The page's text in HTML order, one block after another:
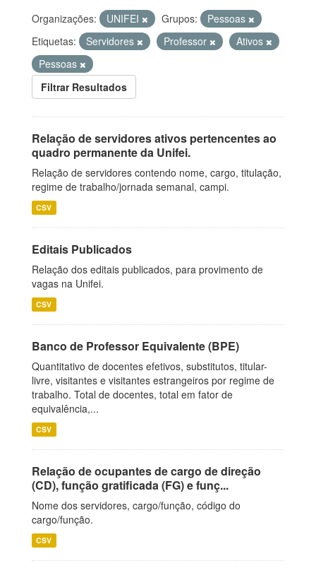
Organizações: UNIFEI Grupos:
Pessoas
Etiquetas:
Servidores Professor
Ativos
Pessoas
Filtrar Resultados
Relação de servidores ativos pertencentes ao
quadro permanente da Unifei.
Relação de servidores contendo nome, cargo, titulação,
regime de trabalho/jornada semanal, campi.
CSV
Editais Publicados
Relação dos editais publicados, para provimento de
vagas na Unifei.
CSV
Banco de Professor Equivalente (BPE)
Quantitativo de docentes efetivos, substitutos, titular-
livre, visitantes e visitantes estrangeiros por regime de
trabalho. Total de docentes, total em fator de
equivalência,...
CSV
Relação de ocupantes de cargo de direção
(CD), função gratificada (FG) e funç...
Nome dos servidores, cargo/função, código do
cargo/função.
CSV